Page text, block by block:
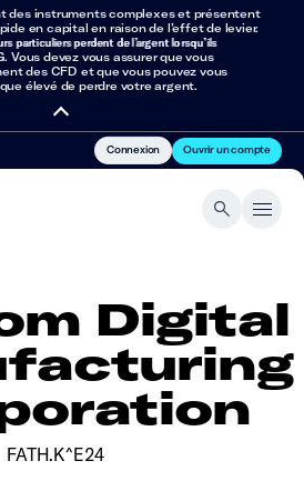
des instruments complexes et présentent
en capital en raison de l’effet de levier.
particuliers perdent de l’argent lorsqu’ils
. Vous devez vous assurer que vous
des CFD et que vous pouvez vous
élevé de perdre votre argent.
Connexion Ouvrir un compte
Digital
FATH.K^E24